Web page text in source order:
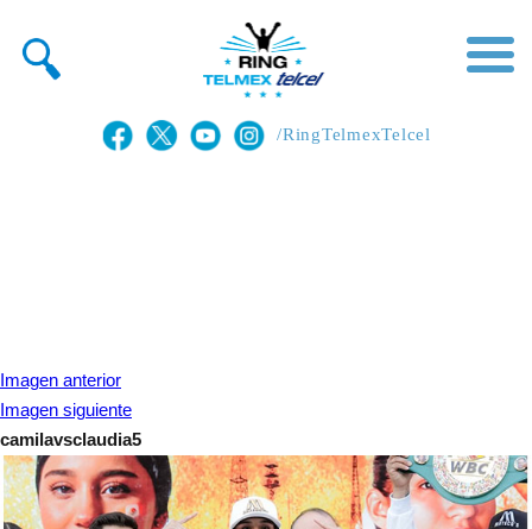
/RingTelmexTelcel
Imagen anterior
Imagen siguiente
camilavsclaudia5